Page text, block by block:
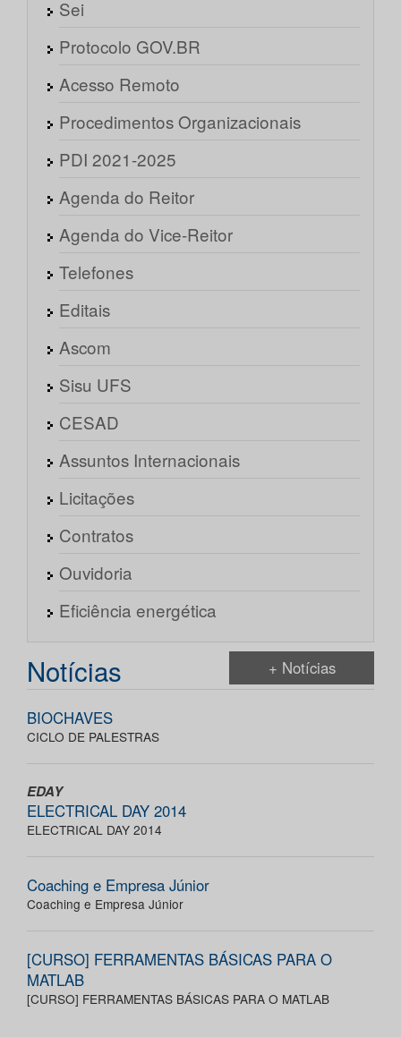
Sei
Protocolo GOV.BR
Acesso Remoto
Procedimentos Organizacionais
PDI 2021-2025
Agenda do Reitor
Agenda do Vice-Reitor
Telefones
Editais
Ascom
Sisu UFS
CESAD
Assuntos Internacionais
Licitações
Contratos
Ouvidoria
Eficiência energética
Notícias + Notícias
BIOCHAVES
CICLO DE PALESTRAS
EDAY
ELECTRICAL DAY 2014
ELECTRICAL DAY 2014
Coaching e Empresa Júnior
Coaching e Empresa Júnior
[CURSO] FERRAMENTAS BÁSICAS PARA O
MATLAB
[CURSO] FERRAMENTAS BÁSICAS PARA O MATLAB